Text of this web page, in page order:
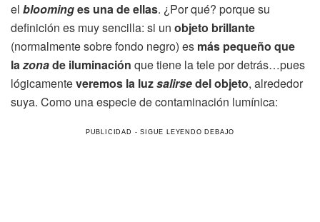
el bloominges una de ellas. ¿Por qué? porque su
definición es muy sencilla: si un objeto brillante
(normalmente sobre fondo negro) es más pequeño que
lazonade iluminación que tiene la tele por detrás…pues
lógicamenteveremos la luzsalirsedel objeto, alrededor
suya. Como una especie de contaminación lumínica: